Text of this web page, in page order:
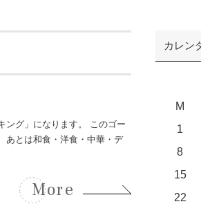
ング」になります。 このゴー
あとは和食・洋食・中華・デ
More
カレン
M
1
8
15
22